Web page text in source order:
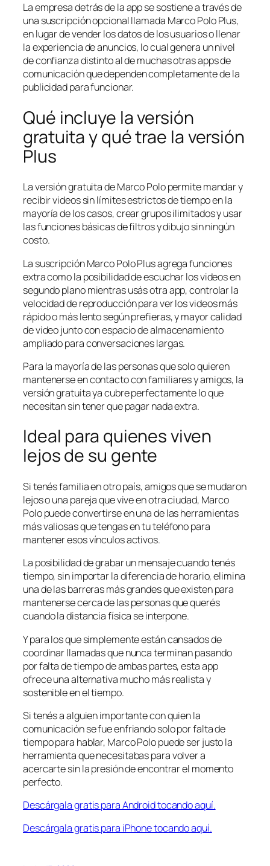
La empresa detrás de la app se sostiene a través de
una suscripción opcional llamada Marco Polo Plus,
en lugar de vender los datos de los usuarios o llenar
la experiencia de anuncios, lo cual genera un nivel
de confianza distinto al de muchas otras apps de
comunicación que dependen completamente de la
publicidad para funcionar.
Qué incluye la versión
gratuita y qué trae la versión
Plus
La versión gratuita de Marco Polo permite mandar y
recibir videos sin límites estrictos de tiempo en la
mayoría de los casos, crear grupos ilimitados y usar
las funciones básicas de filtros y dibujo sin ningún
costo.
La suscripción Marco Polo Plus agrega funciones
extra como la posibilidad de escuchar los videos en
segundo plano mientras usás otra app, controlar la
velocidad de reproducción para ver los videos más
rápido o más lento según prefieras, y mayor calidad
de video junto con espacio de almacenamiento
ampliado para conversaciones largas.
Para la mayoría de las personas que solo quieren
mantenerse en contacto con familiares y amigos, la
versión gratuita ya cubre perfectamente lo que
necesitan sin tener que pagar nada extra.
Ideal para quienes viven
lejos de su gente
Si tenés familia en otro país, amigos que se mudaron
lejos o una pareja que vive en otra ciudad, Marco
Polo puede convertirse en una de las herramientas
más valiosas que tengas en tu teléfono para
mantener esos vínculos activos.
La posibilidad de grabar un mensaje cuando tenés
tiempo, sin importar la diferencia de horario, elimina
una de las barreras más grandes que existen para
mantenerse cerca de las personas que querés
cuando la distancia física se interpone.
Y para los que simplemente están cansados de
coordinar llamadas que nunca terminan pasando
por falta de tiempo de ambas partes, esta app
ofrece una alternativa mucho más realista y
sostenible en el tiempo.
Si tenés a alguien importante con quien la
comunicación se fue enfriando solo por falta de
tiempo para hablar, Marco Polo puede ser justo la
herramienta que necesitabas para volver a
acercarte sin la presión de encontrar el momento
perfecto.
Descárgala gratis para Android tocando aquí.
Descárgala gratis para iPhone tocando aquí.